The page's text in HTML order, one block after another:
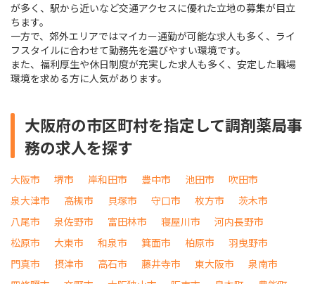
が多く、駅から近いなど交通アクセスに優れた立地の募集が目立
ちます。
一方で、郊外エリアではマイカー通勤が可能な求人も多く、ライ
フスタイルに合わせて勤務先を選びやすい環境です。
また、福利厚生や休日制度が充実した求人も多く、安定した職場
環境を求める方に人気があります。
大阪府の市区町村を指定して調剤薬局事
務の求人を探す
大阪市 堺市 岸和田市 豊中市 池田市
吹田市
泉大津市
高槻市 貝塚市 守口市 枚方市
茨木市
八尾市
泉佐野市 富田林市 寝屋川市
河内長野市
松原市
大東市 和泉市 箕面市 柏原市
羽曳野市
門真市
摂津市 高石市 藤井寺市 東大阪市
泉南市